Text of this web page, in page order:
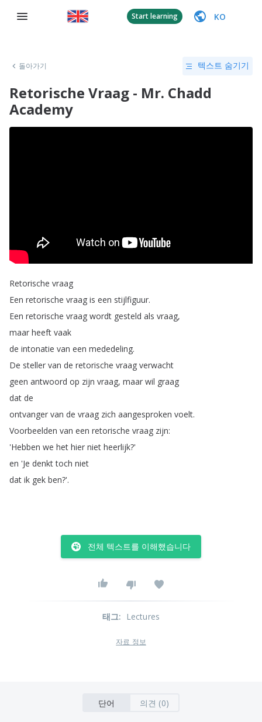
Start learning KO
돌아가기 텍스트 숨기기
Retorische Vraag - Mr. Chadd
Academy
Retorische vraag
Een retorische vraag is een stijlfiguur.
Een retorische vraag wordt gesteld als vraag,
maar heeft vaak
de intonatie van een mededeling.
De steller van de retorische vraag verwacht
geen antwoord op zijn vraag, maar wil graag
dat de
ontvanger van de vraag zich aangesproken voelt.
Voorbeelden van een retorische vraag zijn:
'Hebben we het hier niet heerlijk?'
en 'Je denkt toch niet
dat ik gek ben?'.
전체 텍스트를 이해했습니다
태그: Lectures
자료 정보
단어 의견 (0)